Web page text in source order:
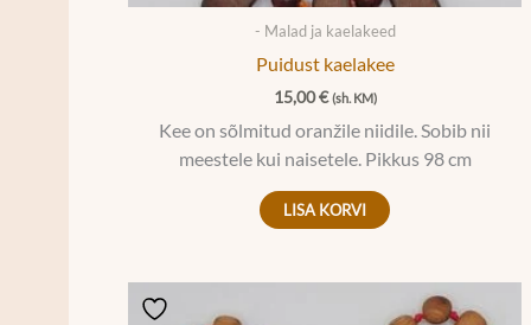
- Malad ja kaelakeed
Puidust kaelakee
15,00€ (sh. KM)
Kee on sõlmitud oranžile niidile. Sobib nii
meestele kui naisetele. Pikkus 98 cm
LISA KORVI